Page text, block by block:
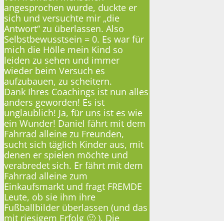
angesprochen wurde, duckte er
sich und versuchte mir „die
Antwort“ zu überlassen. Also
Selbstbewusstsein = 0. Es war für
mich die Hölle mein Kind so
leiden zu sehen und immer
wieder beim Versuch es
aufzubauen, zu scheitern.
Dank Ihres Coachings ist nun alles
anders geworden! Es ist
unglaublich! Ja, für uns ist es wie
ein Wunder! Daniel fährt mit dem
Fahrrad alleine zu Freunden,
sucht sich täglich Kinder aus, mit
denen er spielen möchte und
verabredet sich. Er fährt mit dem
Fahrrad alleine zum
Einkaufsmarkt und fragt FREMDE
Leute, ob sie ihm ihre
Fußballbilder überlassen (und das
mit riesigem Erfolg 🙂 ). Die